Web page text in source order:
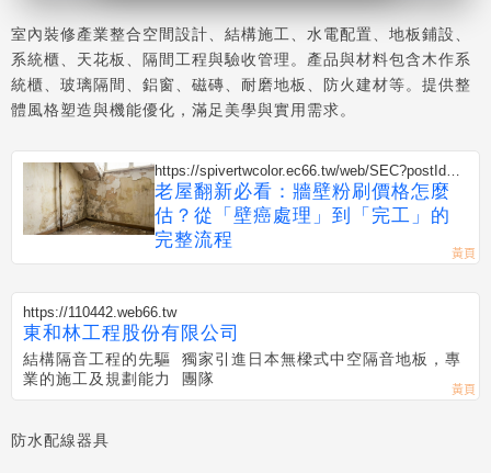
室內裝修產業整合空間設計、結構施工、水電配置、地板鋪設、
系統櫃、天花板、隔間工程與驗收管理。產品與材料包含木作系
統櫃、玻璃隔間、鋁窗、磁磚、耐磨地板、防火建材等。提供整
體風格塑造與機能優化，滿足美學與實用需求。
https://spivertwcolor.ec66.tw/web/SEC?postId=1
352818
老屋翻新必看：牆壁粉刷價格怎麼
估？從「壁癌處理」到「完工」的
完整流程
https://110442.web66.tw
東和林工程股份有限公司
結構隔音工程的先驅 獨家引進日本無樑式中空隔音地板，專
業的施工及規劃能力 團隊
防水配線器具